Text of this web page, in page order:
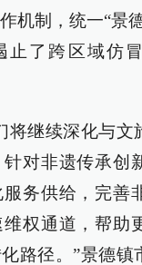
机制，统一“景
止了跨区域仿
将继续深化与文
对非遗传承创
务供给，完善
权通道，帮助
路径。”景德镇